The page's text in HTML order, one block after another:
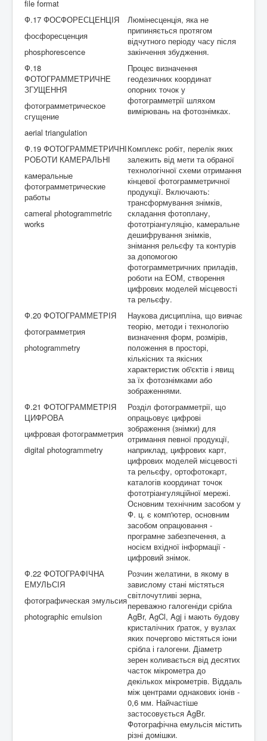
file format
Ф.17 ФОСФОРЕСЦЕНЦІЯ
фосфоресценция
phosphorescence
Люмінесценція, яка не
припиняється протягом
відчутного періоду часу після
закінчення збудження.
Ф.18
ФОТОГРАММЕТРИЧНЕ
ЗГУЩЕННЯ
фотограмметрическое
сгущение
aerial triangulation
Процес визначення
геодезичних координат
опорних точок у
фотограмметрії шляхом
вимірювань на фотознімках.
Ф.19 ФОТОГРАММЕТРИЧНІ
РОБОТИ КАМЕРАЛЬНІ
камеральные
фотограмметрические
работы
cameral photogrammetric
works
Комплекс робіт, перелік яких
залежить від мети та обраної
технологічної схеми отримання
кінцевої фотограмметричної
продукції. Включають:
трансформування знімків,
складання фотоплану,
фототріангуляцію, камеральне
дешифрування знімків,
знімання рельєфу та контурів
за допомогою
фотограмметричних приладів,
роботи на ЕОМ, створення
цифрових моделей місцевості
та рельєфу.
Ф.20 ФОТОГРАММЕТРІЯ
фотограмметрия
photogrammetry
Наукова дисципліна, що вивчає
теорію, методи і технологію
визначення форм, розмірів,
положення в просторі,
кількісних та якісних
характеристик об'єктів і явищ
за їх фотознімками або
зображеннями.
Ф.21 ФОТОГРАММЕТРІЯ
ЦИФРОВА
цифровая фотограмметрия
digital photogrammetry
Розділ фотограмметрії, що
опрацьовує цифрові
зображення (знімки) для
отримання певної продукції,
наприклад, цифрових карт,
цифрових моделей місцевості
та рельєфу, ортофотокарт,
каталогів координат точок
фототріангуляційної мережі.
Основним технічним засобом у
Ф. ц. є комп'ютер, основним
засобом опрацювання -
програмне забезпечення, а
носієм вхідної інформації -
цифровий знімок.
Ф.22 ФОТОГРАФІЧНА
ЕМУЛЬСІЯ
фотографическая эмульсия
photographic emulsion
Розчин желатини, в якому в
завислому стані містяться
світлочутливі зерна,
переважно галогеніди срібла
AgBr, AgCl, Agj і мають будову
кристалічних ґраток, у вузлах
яких почергово містяться іони
срібла і галогени. Діаметр
зерен коливається від десятих
часток мікрометра до
декількох мікрометрів. Віддаль
між центрами однакових іонів -
0,6 мм. Найчастіше
застосовується AgBr.
Фотографічна емульсія містить
різні домішки.